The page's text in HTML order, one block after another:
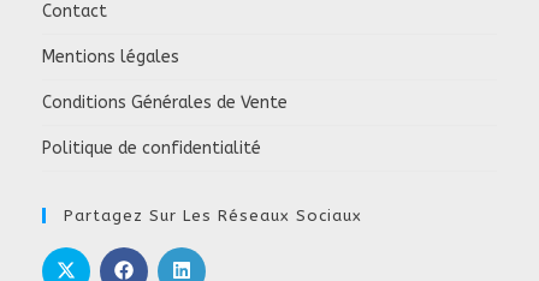
Contact
Mentions légales
Conditions Générales de Vente
Politique de confidentialité
Partagez Sur Les Réseaux Sociaux